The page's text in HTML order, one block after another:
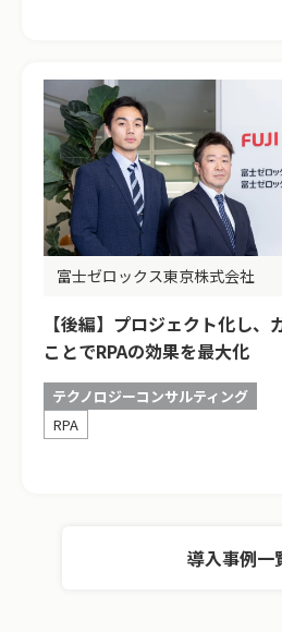
富士ゼロックス東京株式会社
【後編】プロジェクト化し、
ことでRPAの効果を最大化
テクノロジーコンサルティング
RPA
導入事例一